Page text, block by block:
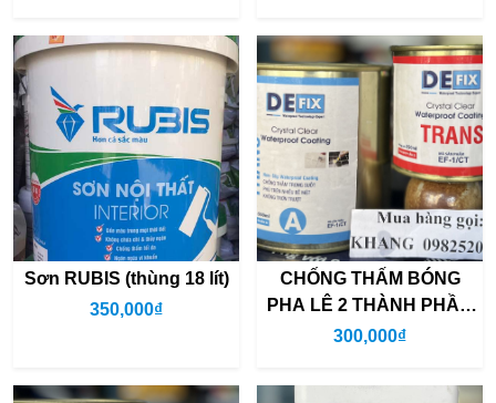
Sơn RUBIS (thùng 18 lít)
350,000₫
CHỐNG THẤM BÓNG
PHA LÊ 2 THÀNH PHẦN
DEFIX TRANS
300,000₫